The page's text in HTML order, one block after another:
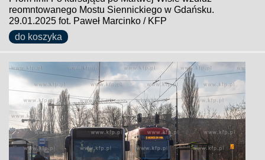
reomntowanego Mostu Siennickiego w Gdańsku.
29.01.2025 fot. Paweł Marcinko / KFP
do koszyka